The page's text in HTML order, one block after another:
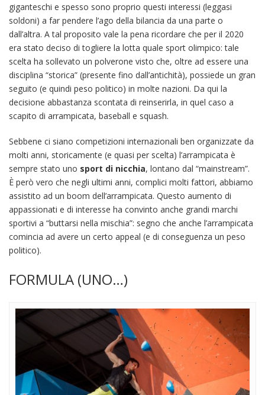
giganteschi e spesso sono proprio questi interessi (leggasi
soldoni) a far pendere l’ago della bilancia da una parte o
dall’altra. A tal proposito vale la pena ricordare che per il 2020
era stato deciso di togliere la lotta quale sport olimpico: tale
scelta ha sollevato un polverone visto che, oltre ad essere una
disciplina “storica” (presente fino dall’antichità), possiede un gran
seguito (e quindi peso politico) in molte nazioni. Da qui la
decisione abbastanza scontata di reinserirla, in quel caso a
scapito di arrampicata, baseball e squash.
Sebbene ci siano competizioni internazionali ben organizzate da
molti anni, storicamente (e quasi per scelta) l’arrampicata è
sempre stato uno sport di nicchia, lontano dal “mainstream”.
È però vero che negli ultimi anni, complici molti fattori, abbiamo
assistito ad un boom dell’arrampicata. Questo aumento di
appassionati e di interesse ha convinto anche grandi marchi
sportivi a “buttarsi nella mischia”: segno che anche l’arrampicata
comincia ad avere un certo appeal (e di conseguenza un peso
politico).
FORMULA (UNO…)